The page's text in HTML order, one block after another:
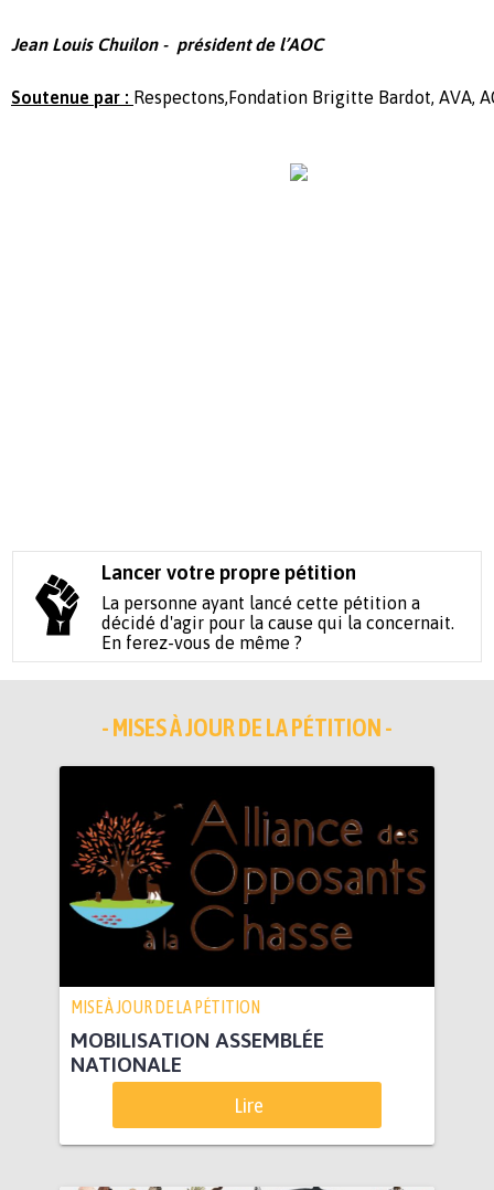
Jean Louis Chuilon - président de l’AOC
Soutenue par : Respectons,Fondation Brigitte Bardot, AVA,
Lancer votre propre pétition
La personne ayant lancé cette pétition a
décidé d'agir pour la cause qui la concernait.
En ferez-vous de même ?
- MISES À JOUR DE LA PÉTITION -
MISE À JOUR DE LA PÉTITION
MOBILISATION ASSEMBLÉE
NATIONALE
Lire